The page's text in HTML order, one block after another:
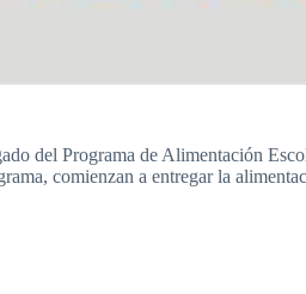
del Programa de Alimentación
comienzan a entregar la